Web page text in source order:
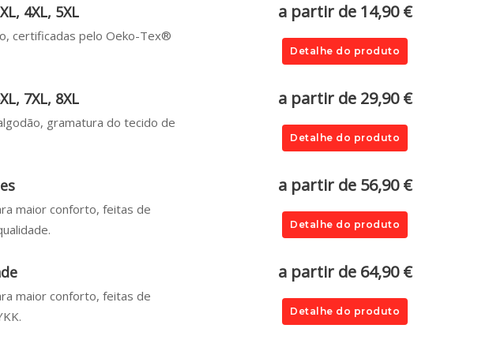
4XL, 5XL
certificadas pelo Oeko-Tex®
a partir de 14,90 €
Detalhe do produto
7XL, 8XL
gramatura do tecido de
a partir de 29,90 €
Detalhe do produto
maior conforto, feitas de
a partir de 56,90 €
Detalhe do produto
maior conforto, feitas de
a partir de 64,90 €
Detalhe do produto